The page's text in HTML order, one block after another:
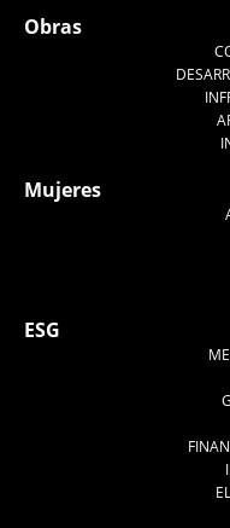
Obras
Mujeres
ESG